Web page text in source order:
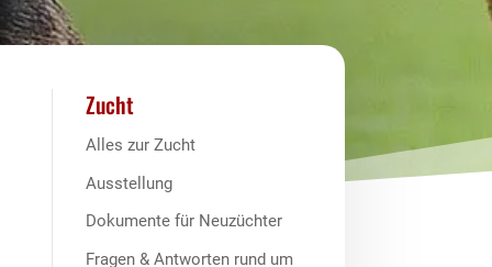
Zucht
Alles zur Zucht
Ausstellung
Dokumente für Neuzüchter
Fragen & Antworten rund um